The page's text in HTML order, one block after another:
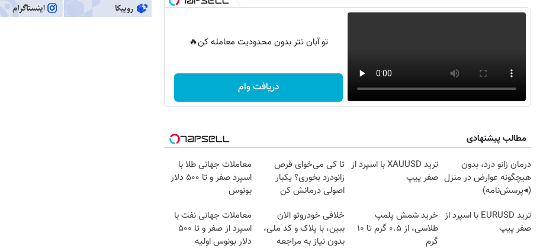
تو آبان تتر بدون محدودیت معامله کن🔥
دریافت وام
مطالب پیشنهادی
درمان زانو درد، بدون
هیچگونه عوارض در منزل
(◂پرسش‌نامه)
ترید XAUUSD با اسپرد از
صفر پیپ
تا کی می‌خوای قرص
زانودرد بخوری؟ یکبار
اصولی درمانش کن
معاملات جهانی طلا با
اسپرد صفر و تا ۵۰۰ دلار
بونوس
ترید EURUSD با اسپرد از
صفر پیپ
خرید شمش پلمپ
طلاسی، از ۰.۵ گرم تا ۱۰
گرم
خلافی خودروتو الان
ببین، با پلاک و کد ملی،
بدون نیاز به مراجعه
معاملات جهانی نفت با
اسپرد از صفر و تا ۵۰۰
دلار بونوس اولیه